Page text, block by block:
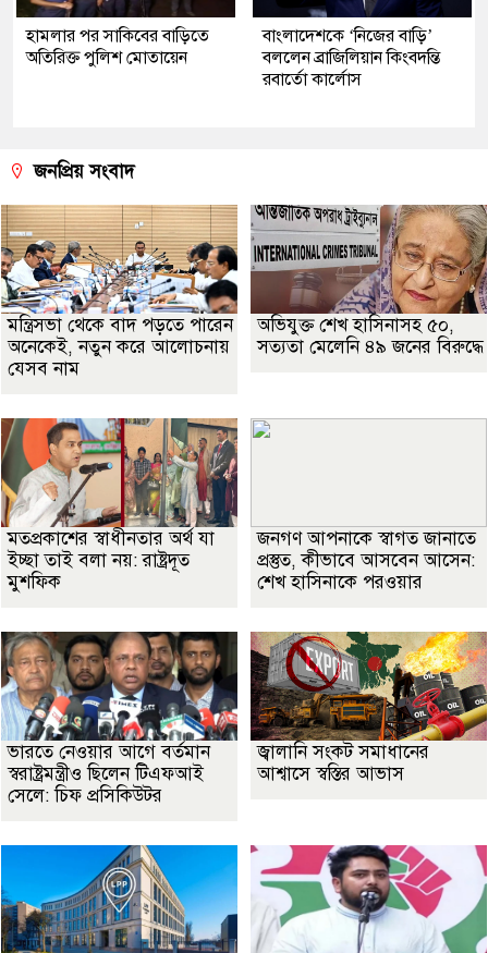
হামলার পর সাকিবের বাড়িতে
অতিরিক্ত পুলিশ মোতায়েন
বাংলাদেশকে ‘নিজের বাড়ি’
বললেন ব্রাজিলিয়ান কিংবদন্তি
রবার্তো কার্লোস
জনপ্রিয় সংবাদ
মন্ত্রিসভা থেকে বাদ পড়তে পারেন
অনেকেই, নতুন করে আলোচনায়
যেসব নাম
অভিযুক্ত শেখ হাসিনাসহ ৫০,
সত্যতা মেলেনি ৪৯ জনের বিরুদ্ধে
মতপ্রকাশের স্বাধীনতার অর্থ যা
ইচ্ছা তাই বলা নয়: রাষ্ট্রদূত
মুশফিক
জনগণ আপনাকে স্বাগত জানাতে
প্রস্তুত, কীভাবে আসবেন আসেন:
শেখ হাসিনাকে পরওয়ার
ভারতে নেওয়ার আগে বর্তমান
স্বরাষ্ট্রমন্ত্রীও ছিলেন টিএফআই
সেলে: চিফ প্রসিকিউটর
জ্বালানি সংকট সমাধানের
আশ্বাসে স্বস্তির আভাস